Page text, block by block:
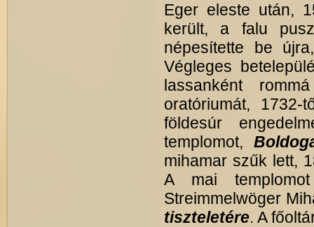
Eger eleste után,
került, a falu
népesítette be
Végleges
lassanként
oratóriumát, 1732-
földesúr
templomot,
mihamar szűk lett,
A mai
Streimmelwöger
tiszteletére. A